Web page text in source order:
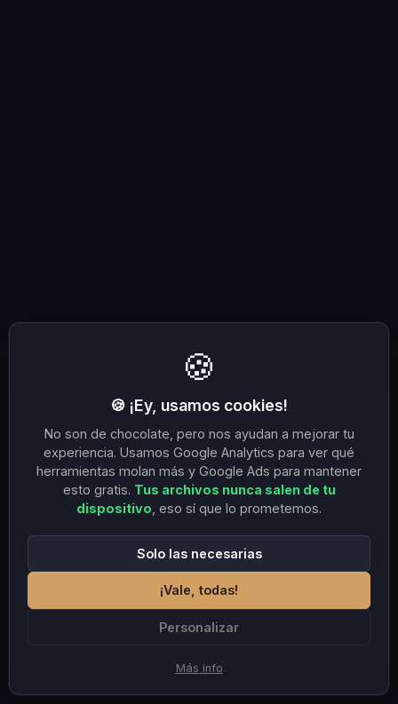
🍪
🍪 ¡Ey, usamos cookies!
No son de chocolate, pero nos ayudan a mejorar tu
experiencia. Usamos Google Analytics para ver qué
herramientas molan más y Google Ads para mantener
esto gratis. Tus archivos nunca salen de tu
dispositivo , eso sí que lo prometemos.
Personalizar
Solo las necesarias
¡Vale, todas!
Más info